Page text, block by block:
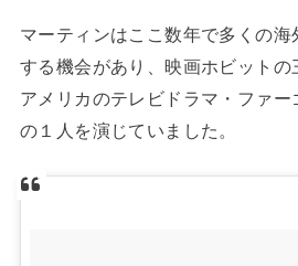
マーティンはここ数年で多くの
する機会があり、映画ホビットの
アメリカのテレビドラマ・ファー
の１人を演じていました。